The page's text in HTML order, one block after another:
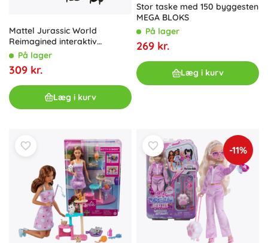
Mattel Jurassic World
Reimagined interaktiv
dinofigur Indoraptor 35 cm
På lager
309 kr.
Læg i kurv
Stor taske med 150 byggesten
MEGA BLOKS
På lager
269 kr.
Læg i kurv
-11%